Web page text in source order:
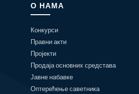
О НАМА
Конкурси
Правни акти
Пројекти
Продаја основних средстава
Јавне набавке
Оптерећење саветника